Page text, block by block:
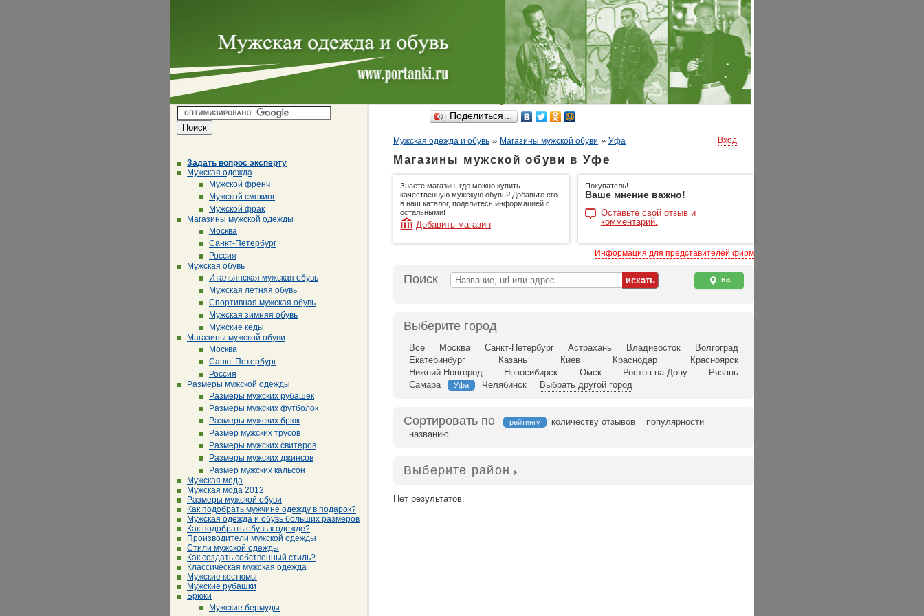
Задать вопрос эксперту
Мужская одежда
Мужской френч
Мужской смокинг
Мужской фрак
Магазины мужской одежды
Москва
Санкт-Петербург
Россия
Мужская обувь
Итальянская мужская обувь
Мужская летняя обувь
Спортивная мужская обувь
Мужская зимняя обувь
Мужские кеды
Магазины мужской обуви
Москва
Санкт-Петербург
Россия
Размеры мужской одежды
Размеры мужских рубашек
Размеры мужских футболок
Размеры мужских брюк
Размер мужских трусов
Размеры мужских свитеров
Размеры мужских джинсов
Размер мужских кальсон
Мужская мода
Мужская мода 2012
Размеры мужской обуви
Как подобрать мужчине одежду в подарок?
Мужская одежда и обувь больших размеров
Как подобрать обувь к одежде?
Производители мужской одежды
Стили мужской одежды
Как создать собственный стиль?
Классическая мужская одежда
Мужские костюмы
Мужские рубашки
Брюки
Мужские бермуды
Поделиться…
Мужская одежда и обувь » Магазины мужской обуви » Уфа Вход
Магазины мужской обуви в Уфе
Знаете магазин, где можно купить
качественную мужскую обувь? Добавьте его
в наш каталог, поделитесь информацией с
остальными!
Добавить магазин
Покупатель!
Ваше мнение важно!
Оставьте свой отзыв и
комментарий.
Информация для представителей фирм
Поиск
на
Выберите город
Все Москва Санкт-Петербург Астрахань Владивосток
Волгоград
Екатеринбург
Казань Киев Краснодар
Красноярск
Нижний Новгород
Новосибирск Омск Ростов-на-Дону
Рязань
Самара
Уфа Челябинск Выбрать другой город
Сортировать по рейтингу количеству отзывов
популярности
названию
Выберите район
Нет результатов.